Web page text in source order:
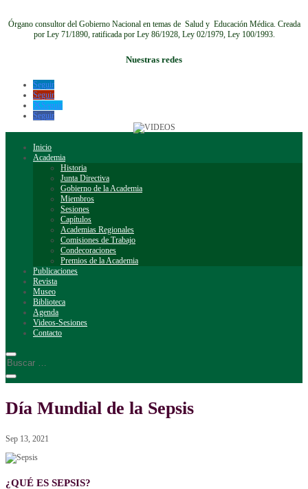
Órgano consultor del Gobierno Nacional en temas de Salud y Educación Médica. Creada
por Ley 71/1890, ratificada por Ley 86/1928, Ley 02/1979, Ley 100/1993.
Nuestras redes
Seguir
Seguir
Seguir
Seguir
Inicio
Academia
Historia
Junta Directiva
Gobierno de la Academia
Miembros
Sesiones
Capítulos
Academias Regionales
Comisiones de Trabajo
Condecoraciones
Premios de la Academia
Publicaciones
Revista
Museo
Biblioteca
Agenda
Videos-Sesiones
Contacto
Día Mundial de la Sepsis
Sep 13, 2021
¿QUÉ ES SEPSIS?